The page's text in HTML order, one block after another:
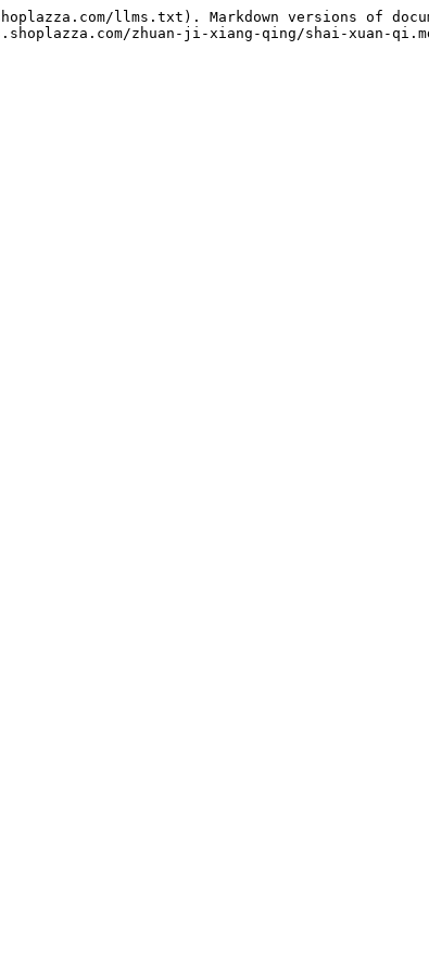
llms.txt). Markdown versions of
zhuan-ji-xiang-qing/shai-xuan-